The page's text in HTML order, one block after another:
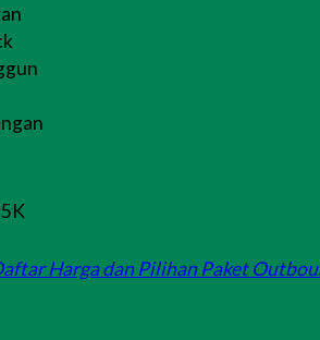
Harga dan Pilihan Paket